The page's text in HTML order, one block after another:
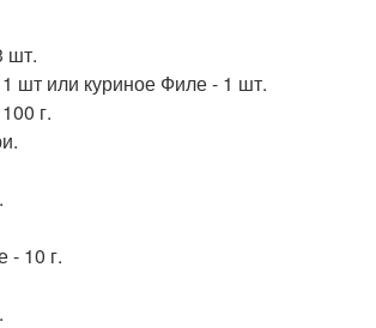
шт.
1 шт или куриное Филе - 1 шт.
г.
- 10 г.